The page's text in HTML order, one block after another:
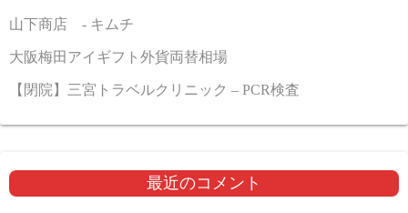
山下商店 - キムチ
大阪梅田アイギフト外貨両替相場
【閉院】三宮トラベルクリニック – PCR検査
最近のコメント